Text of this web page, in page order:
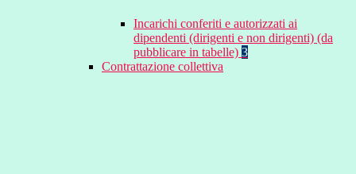
Incarichi conferiti e autorizzati ai
dipendenti (dirigenti e non dirigenti) (da
pubblicare in tabelle) 3
Contrattazione collettiva